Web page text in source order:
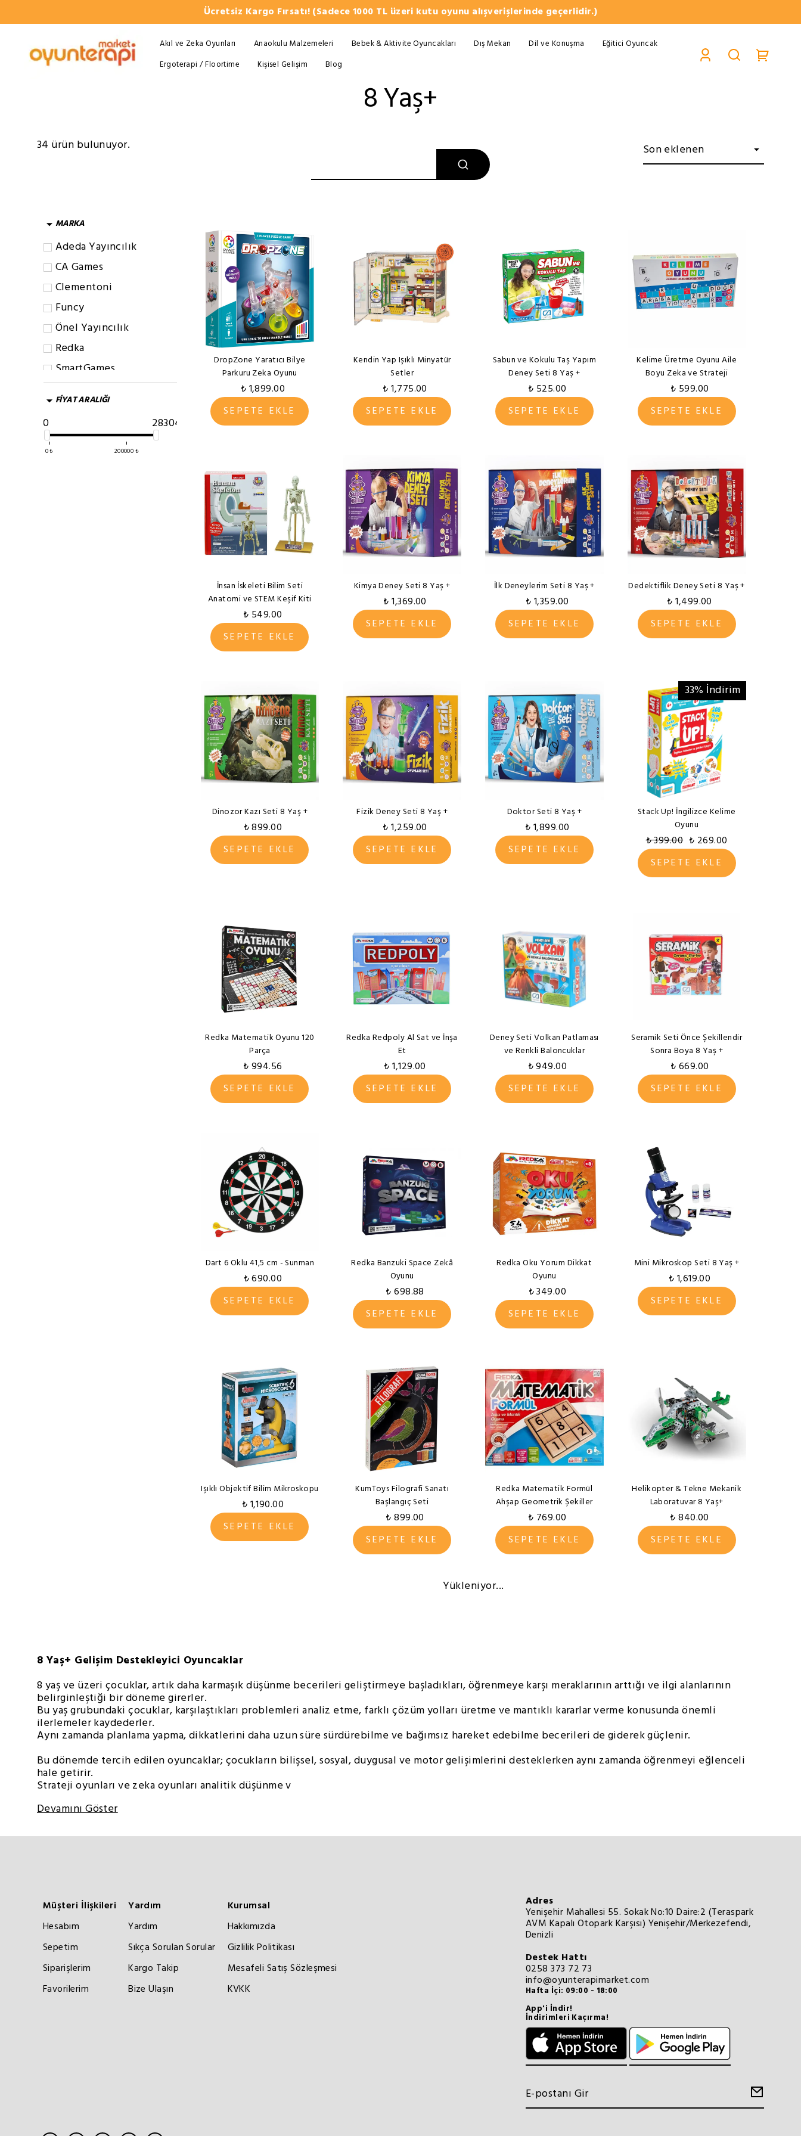
Ücretsiz Kargo Fırsatı! (Sadece 1000 TL üzeri kutu oyunu alışverişlerinde geçerlidir.)
Akıl ve Zeka Oyunları Anaokulu Malzemeleri Bebek & Aktivite Oyuncakları Dış Mekan Dil ve Konuşma
Eğitici Oyuncak
Ergoterapi / Floortime
Kişisel Gelişim Blog
8 Yaş+
34 ürün bulunuyor.
MARKA
Adeda Yayıncılık
CA Games
Clementoni
Funcy
Önel Yayıncılık
Redka
SmartGames
ThinkFun
FİYAT ARALIĞI
0 283046
0₺ 200000₺
DropZone Yaratıcı Bilye
Parkuru Zeka Oyunu
₺ 1,899.00
SEPETE EKLE
Kendin Yap Işıklı Minyatür
Setler
₺ 1,775.00
SEPETE EKLE
Sabun ve Kokulu Taş Yapım
Deney Seti 8 Yaş +
₺ 525.00
SEPETE EKLE
Kelime Üretme Oyunu Aile
Boyu Zeka ve Strateji
₺ 599.00
SEPETE EKLE
İnsan İskeleti Bilim Seti
Anatomi ve STEM Keşif Kiti
₺ 549.00
SEPETE EKLE
Kimya Deney Seti 8 Yaş +
₺ 1,369.00
SEPETE EKLE
İlk Deneylerim Seti 8 Yaş +
₺ 1,359.00
SEPETE EKLE
Dedektiflik Deney Seti 8 Yaş +
₺ 1,499.00
SEPETE EKLE
Dinozor Kazı Seti 8 Yaş +
₺ 899.00
SEPETE EKLE
Fizik Deney Seti 8 Yaş +
₺ 1,259.00
SEPETE EKLE
Doktor Seti 8 Yaş +
₺ 1,899.00
SEPETE EKLE
33% İndirim
Stack Up! İngilizce Kelime
Oyunu
₺ 399.00 ₺ 269.00
SEPETE EKLE
Redka Matematik Oyunu 120
Parça
₺ 994.56
SEPETE EKLE
Redka Redpoly Al Sat ve İnşa
Et
₺ 1,129.00
SEPETE EKLE
Deney Seti Volkan Patlaması
ve Renkli Baloncuklar
₺ 949.00
SEPETE EKLE
Seramik Seti Önce Şekillendir
Sonra Boya 8 Yaş +
₺ 669.00
SEPETE EKLE
Dart 6 Oklu 41,5 cm - Sunman
₺ 690.00
SEPETE EKLE
Redka Banzuki Space Zekâ
Oyunu
₺ 698.88
SEPETE EKLE
Redka Oku Yorum Dikkat
Oyunu
₺ 349.00
SEPETE EKLE
Mini Mikroskop Seti 8 Yaş +
₺ 1,619.00
SEPETE EKLE
Işıklı Objektif Bilim Mikroskopu
₺ 1,190.00
SEPETE EKLE
KumToys Filografi Sanatı
Başlangıç Seti
₺ 899.00
SEPETE EKLE
Redka Matematik Formül
Ahşap Geometrik Şekiller
₺ 769.00
SEPETE EKLE
Helikopter & Tekne Mekanik
Laboratuvar 8 Yaş+
₺ 840.00
SEPETE EKLE
Yükleniyor...
8 Yaş+ Gelişim Destekleyici Oyuncaklar
8 yaş ve üzeri çocuklar, artık daha karmaşık düşünme becerileri geliştirmeye başladıkları, öğrenmeye karşı meraklarının arttığı ve ilgi alanlarının
belirginleştiği bir döneme girerler.
Bu yaş grubundaki çocuklar, karşılaştıkları problemleri analiz etme, farklı çözüm yolları üretme ve mantıklı kararlar verme konusunda önemli
ilerlemeler kaydederler.
Aynı zamanda planlama yapma, dikkatlerini daha uzun süre sürdürebilme ve bağımsız hareket edebilme becerileri de giderek güçlenir.
Bu dönemde tercih edilen oyuncaklar; çocukların bilişsel, sosyal, duygusal ve motor gelişimlerini desteklerken aynı zamanda öğrenmeyi eğlenceli
hale getirir.
Strateji oyunları ve zeka oyunları analitik düşünme v
Devamını Göster
Müşteri İlişkileri
Hesabım
Sepetim
Siparişlerim
Favorilerim
Yardım
Yardım
Sıkça Sorulan Sorular
Kargo Takip
Bize Ulaşın
Kurumsal
Hakkımızda
Gizlilik Politikası
Mesafeli Satış Sözleşmesi
KVKK
Adres
Yenişehir Mahallesi 55. Sokak No:10 Daire:2 (Teraspark
AVM Kapalı Otopark Karşısı) Yenişehir/Merkezefendi,
Denizli
Destek Hattı
0258 373 72 73
info@oyunterapimarket.com
Hafta İçi: 09:00 - 18:00
App'i İndir!
İndirimleri Kaçırma!